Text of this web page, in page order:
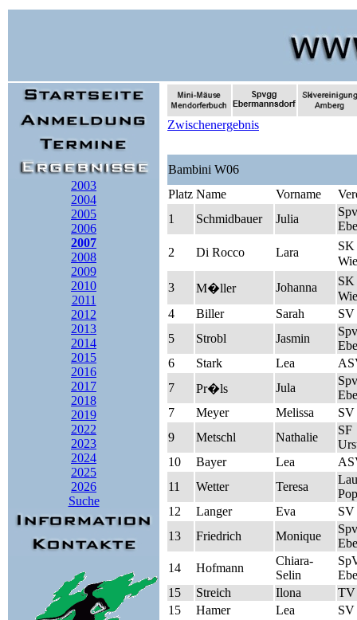
2003
2004
2005
2006
2007
2008
2009
2010
2011
2012
2013
2014
2015
2016
2017
2018
2019
2022
2023
2024
2025
2026
Suche
Zwischenergebnis
Bambini W06
Platz Name Vorname
1
Schmidbauer Julia
2
Di Rocco Lara
3
M�ller Johanna
4
Biller Sarah
SV
5
Strobl Jasmin
6
Stark Lea
7
Pr�ls Jula
7
Meyer Melissa
SV
9
Metschl Nathalie
SF
10
Bayer Lea
11
Wetter Teresa
12
Langer Eva
SV
13
Friedrich Monique
14
Hofmann
Chiara-
Selin
15
Streich Ilona
TV
15
Hamer Lea
SV